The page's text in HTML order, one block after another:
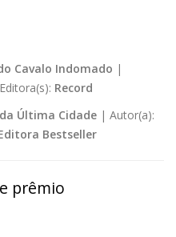
Cavalo Indomado |
Editora(s): Record
Última Cidade | Autor(a):
Bestseller
prêmio